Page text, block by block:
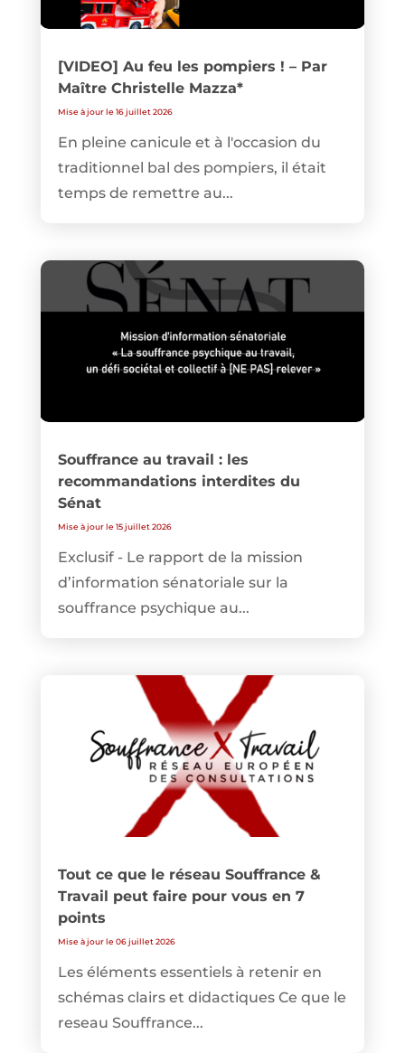
[VIDEO] Au feu les pompiers ! – Par
Maître Christelle Mazza*
Mise à jour le 16 juillet 2026
En pleine canicule et à l'occasion du
traditionnel bal des pompiers, il était
temps de remettre au...
Souffrance au travail : les
recommandations interdites du
Sénat
Mise à jour le 15 juillet 2026
Exclusif - Le rapport de la mission
d’information sénatoriale sur la
souffrance psychique au...
Tout ce que le réseau Souffrance &
Travail peut faire pour vous en 7
points
Mise à jour le 06 juillet 2026
Les éléments essentiels à retenir en
schémas clairs et didactiques Ce que le
reseau Souffrance...